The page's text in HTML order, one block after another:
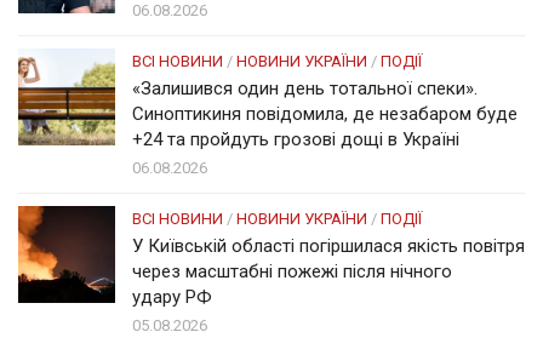
06.08.2026
ВСІ НОВИНИ / НОВИНИ УКРАЇНИ / ПОДІЇ
«Залишився один день тотальної спеки».
Синоптикиня повідомила, де незабаром буде
+24 та пройдуть грозові дощі в Україні
06.08.2026
ВСІ НОВИНИ / НОВИНИ УКРАЇНИ / ПОДІЇ
У Київській області погіршилася якість повітря
через масштабні пожежі після нічного
удару РФ
05.08.2026